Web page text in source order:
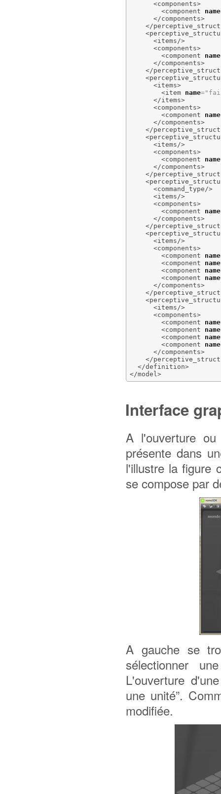
<components>
<component
name
</components>
</
<items/>
<components>
<component
name
</components>
</
<items>
<item
name=
</items>
<components>
<component
name
</components>
</
<items/>
<components>
<component
name
</components>
</
<command_type/>
<items/>
<components>
<component
name
</components>
</
<items/>
<components>
<component
name
<component
name
<component
name
<component
name
</components>
</
<items/>
<components>
<component
name
<component
name
<component
name
<component
name
</components>
</
</definition>
</model>
Interface
A l'ouverture
présente dans
l'illustre la figure
se compose par
A gauche se
sélectionner
L'ouverture
une unité”.
modifiée.